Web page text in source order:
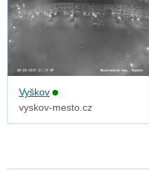
Vyškov
vyskov-mesto.cz